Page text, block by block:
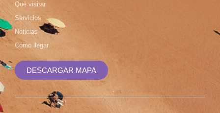
Qué visitar
Servicios
Noticias
Cómo llegar
DESCARGAR MAPA